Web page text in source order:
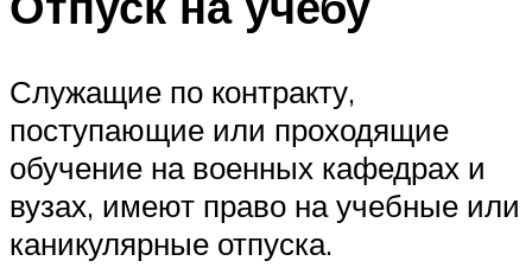
Служащие по контракту,
поступающие или проходящие
обучение на военных кафедрах и
вузах, имеют право на учебные или
каникулярные отпуска.